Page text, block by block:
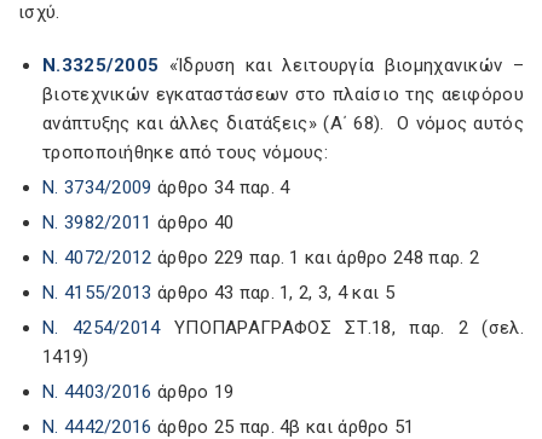
ισχύ.
Ν.3325/2005 «Ίδρυση και λειτουργία βιομηχανικών –
βιοτεχνικών εγκαταστάσεων στο πλαίσιο της αειφόρου
ανάπτυξης και άλλες διατάξεις» (Α΄ 68). Ο νόμος αυτός
τροποποιήθηκε από τους νόμους:
Ν. 3734/2009 άρθρο 34 παρ. 4
Ν. 3982/2011 άρθρο 40
Ν. 4072/2012 άρθρο 229 παρ. 1 και άρθρο 248 παρ. 2
Ν. 4155/2013 άρθρο 43 παρ. 1, 2, 3, 4 και 5
Ν. 4254/2014ΥΠΟΠΑΡΑΓΡΑΦΟΣ ΣΤ.18, παρ. 2 (σελ.
1419)
Ν. 4403/2016 άρθρο 19
Ν. 4442/2016 άρθρο 25 παρ. 4β και άρθρο 51